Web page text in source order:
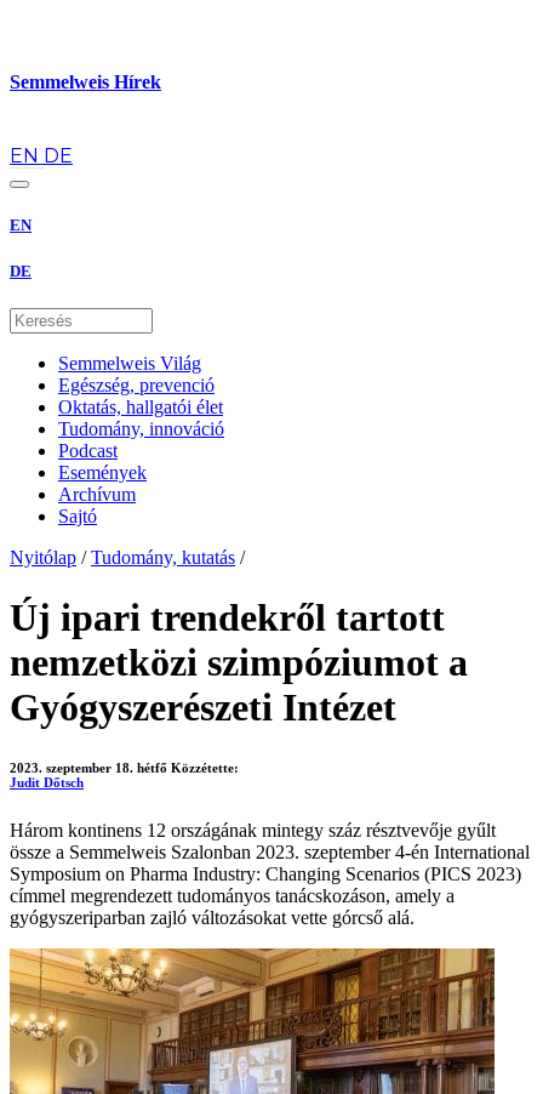
Semmelweis Hírek
EN DE
EN
DE
Semmelweis Világ
Egészség, prevenció
Oktatás, hallgatói élet
Tudomány, innováció
Podcast
Események
Archívum
Sajtó
Nyitólap / Tudomány, kutatás /
Új ipari trendekről tartott
nemzetközi szimpóziumot a
Gyógyszerészeti Intézet
2023. szeptember 18. hétfő Közzétette:
Judit Dőtsch
Három kontinens 12 országának mintegy száz résztvevője gyűlt
össze a Semmelweis Szalonban 2023. szeptember 4-én International
Symposium on Pharma Industry: Changing Scenarios (PICS 2023)
címmel megrendezett tudományos tanácskozáson, amely a
gyógyszeriparban zajló változásokat vette górcső alá.